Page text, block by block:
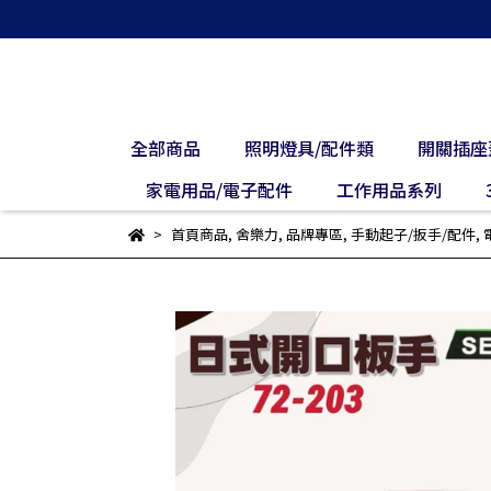
全部商品 照明燈具/配件類
開關插
家電用品/電子配件
工作用品系列
首頁商品, 舍樂力, 品牌專區, 手動起子/扳手/配件,